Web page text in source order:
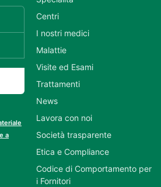
a
Centri
I nostri medici
Malattie
Visite ed Esami
Trattamenti
News
Lavora con noi
Società trasparente
Etica e Compliance
Codice di Comportamento per
i Fornitori